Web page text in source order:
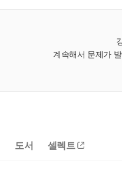
계속해서 문제가
도서 셀렉트